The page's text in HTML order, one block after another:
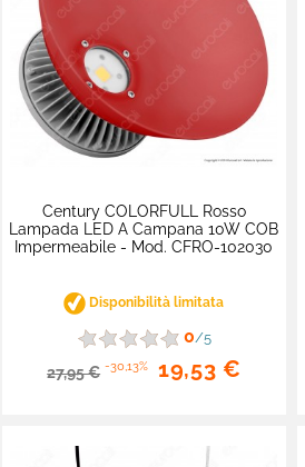
Century COLORFULL Rosso
Lampada LED A Campana 10W COB
Impermeabile - Mod. CFRO-102030
Disponibilità limitata
0/5
27,95 € -30,13% 19,53 €